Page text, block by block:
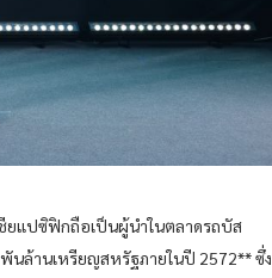
ยแปซิฟิกถือเป็นผู้นำในตลาดรถบัส
นล้านเหรียญสหรัฐภายในปี 2572** ซึ่ง